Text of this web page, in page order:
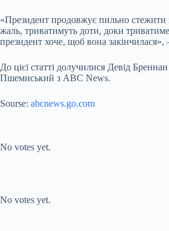
«Президент продовжує пильно стежити
жаль, триватимуть доти, доки
президент хоче, щоб вона закінчилася»,
До цієї статті долучилися Девід
Пшемиський з ABC News.
Sourse: abcnews.go.com
No votes yet.
No votes yet.